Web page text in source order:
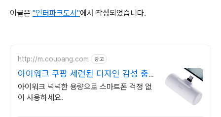
이글은 "인터파크도서"에서 작성되었습니다.
http://m.coupang.com 광고
아이워크 쿠팡 세련된 디자인 감성 충
전
아이워크 넉넉한 용량으로 스마트폰 걱정 없
이 사용하세요.